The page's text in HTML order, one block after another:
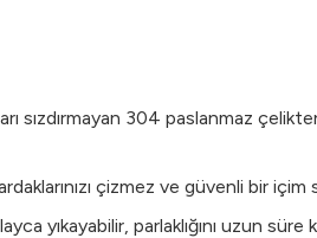
sızdırmayan 304 paslanmaz
çizmez ve güvenli bir içim
yıkayabilir, parlaklığını uzun süre